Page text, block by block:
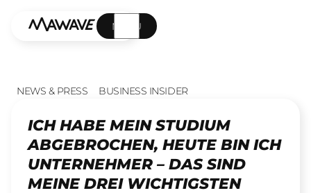
MENÜ
NEWS & PRESS BUSINESS INSIDER
ICH HABE MEIN STUDIUM
ABGEBROCHEN, HEUTE BIN ICH
UNTERNEHMER – DAS SIND
MEINE DREI WICHTIGSTEN